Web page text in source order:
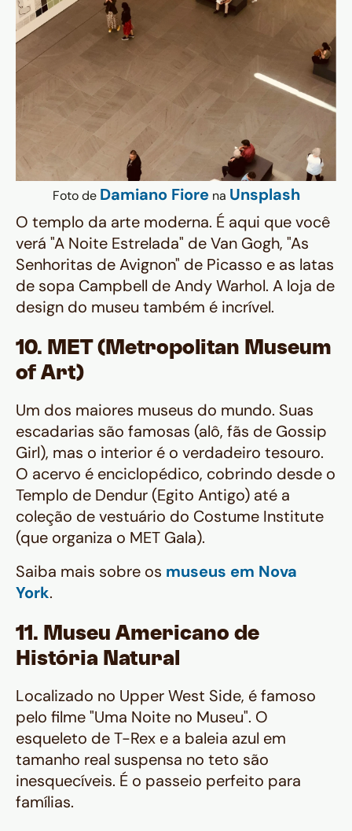
Foto de Damiano Fiorena Unsplash
O templo da arte moderna. É aqui que você
verá "A Noite Estrelada" de Van Gogh, "As
Senhoritas de Avignon" de Picasso e as latas
de sopa Campbell de Andy Warhol. A loja de
design do museu também é incrível.
10. MET (Metropolitan Museum
of Art)
Um dos maiores museus do mundo. Suas
escadarias são famosas (alô, fãs de Gossip
Girl), mas o interior é o verdadeiro tesouro.
O acervo é enciclopédico, cobrindo desde o
Templo de Dendur (Egito Antigo) até a
coleção de vestuário do Costume Institute
(que organiza o MET Gala).
Saiba mais sobre os museus em Nova
York.
11. Museu Americano de
História Natural
Localizado no Upper West Side, é famoso
pelo filme "Uma Noite no Museu". O
esqueleto de T-Rex e a baleia azul em
tamanho real suspensa no teto são
inesquecíveis. É o passeio perfeito para
famílias.